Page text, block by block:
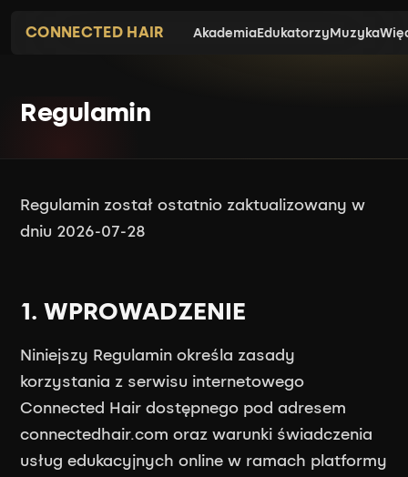
CONNECTED HAIR AkademiaEdukatorzyMuzyka
Regulamin
Regulamin został ostatnio zaktualizowany w
dniu 2026-07-28
1. WPROWADZENIE
Niniejszy Regulamin określa zasady
korzystania z serwisu internetowego
Connected Hair dostępnego pod adresem
connectedhair.com oraz warunki świadczenia
usług edukacyjnych online w ramach platformy